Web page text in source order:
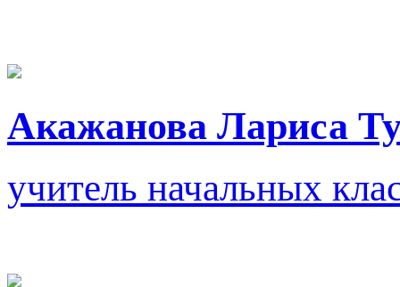
Акажанова Лариса
учитель начальных